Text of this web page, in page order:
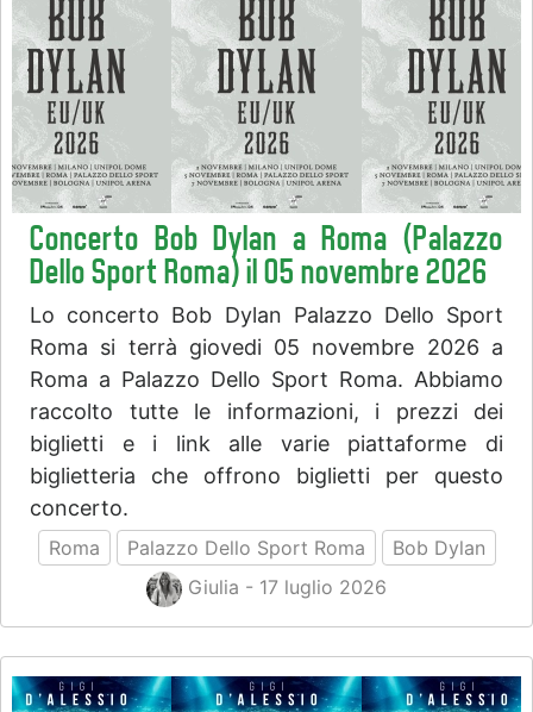
Concerto Bob Dylan a Roma (Palazzo
Dello Sport Roma) il 05 novembre 2026
Lo concerto Bob Dylan Palazzo Dello Sport
Roma si terrà giovedi 05 novembre 2026 a
Roma a Palazzo Dello Sport Roma. Abbiamo
raccolto tutte le informazioni, i prezzi dei
biglietti e i link alle varie piattaforme di
biglietteria che offrono biglietti per questo
concerto.
Roma Palazzo Dello Sport Roma
Bob Dylan
Giulia - 17 luglio 2026